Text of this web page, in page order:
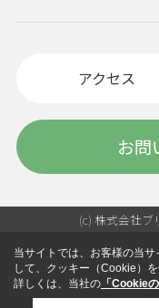
アクセス
お問
(c) 株式会社ブ
当サイトでは、お客様の当
して、クッキー（Cookie）を
詳しくは、当社の 「Cookie